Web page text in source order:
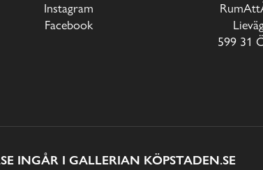
Instagram
Facebook
599 31
INGÅR I GALLERIAN KÖPSTADEN.SE